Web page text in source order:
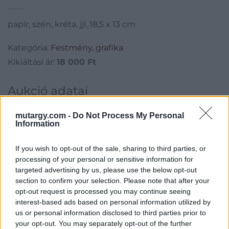
mutargy.com - Do Not Process My Personal
Information
If you wish to opt-out of the sale, sharing to third parties, or
processing of your personal or sensitive information for
targeted advertising by us, please use the below opt-out
section to confirm your selection. Please note that after your
opt-out request is processed you may continue seeing
interest-based ads based on personal information utilized by
us or personal information disclosed to third parties prior to
your opt-out. You may separately opt-out of the further
papír, szén, kréta, jjl, 18,5 x 13 cm
Kategória: Festmény, grafika
Kikiáltási ár: 18 000 Ft
Aukció adatai
Aukció dátuma: 2018.11.28
Aukció helye: II. Zsigmond tér 8.
Tételszám: 51
Eladó adatai
Műgyűjtők Háza Kft.